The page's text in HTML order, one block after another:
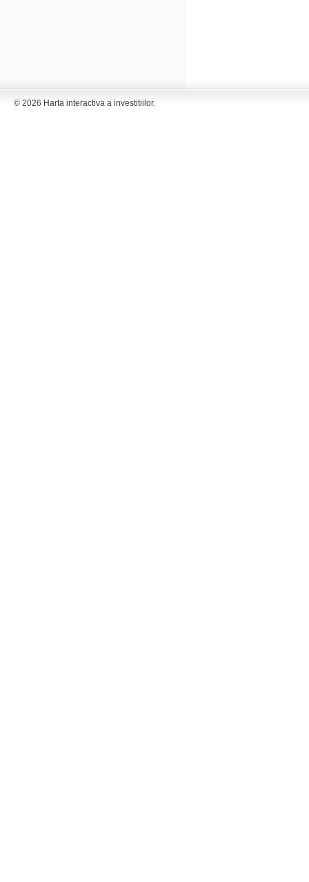
© 2026 Harta interactiva a investitiilor.